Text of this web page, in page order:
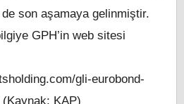
son aşamaya gelinmiştir.
GPH’in web sitesi
gli-eurobond-
KAP)